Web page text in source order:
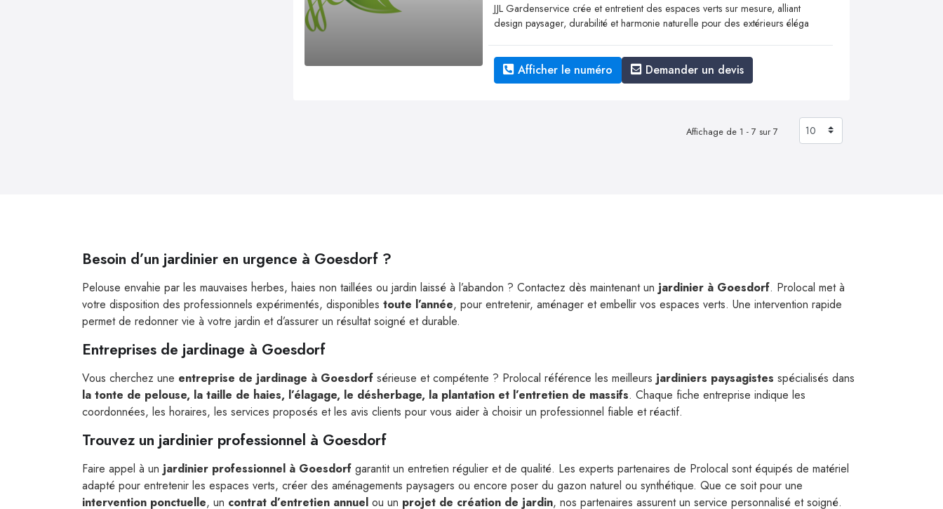
JJL Gardenservice crée et entretient des espaces verts sur mesure, alliant
design paysager, durabilité et harmonie naturelle pour des extérieurs éléga
Afficher le numéro Demander un devis
Affichage de 1 - 7 sur 7
Besoin d’un jardinier en urgence à Goesdorf ?
Pelouse envahie par les mauvaises herbes, haies non taillées ou jardin laissé à l’abandon ? Contactez dès maintenant un jardinier à Goesdorf. Prolocal met à
votre disposition des professionnels expérimentés, disponibles toute l’année, pour entretenir, aménager et embellir vos espaces verts. Une intervention rapide
permet de redonner vie à votre jardin et d’assurer un résultat soigné et durable.
Entreprises de jardinage à Goesdorf
Vous cherchez une entreprise de jardinage à Goesdorf sérieuse et compétente ? Prolocal référence les meilleurs jardiniers paysagistes spécialisés dans
la tonte de pelouse, la taille de haies, l’élagage, le désherbage, la plantation et l’entretien de massifs. Chaque fiche entreprise indique les
coordonnées, les horaires, les services proposés et les avis clients pour vous aider à choisir un professionnel fiable et réactif.
Trouvez un jardinier professionnel à Goesdorf
Faire appel à un jardinier professionnel à Goesdorf garantit un entretien régulier et de qualité. Les experts partenaires de Prolocal sont équipés de matériel
adapté pour entretenir les espaces verts, créer des aménagements paysagers ou encore poser du gazon naturel ou synthétique. Que ce soit pour une
intervention ponctuelle, un contrat d’entretien annuel ou un projet de création de jardin, nos partenaires assurent un service personnalisé et soigné.